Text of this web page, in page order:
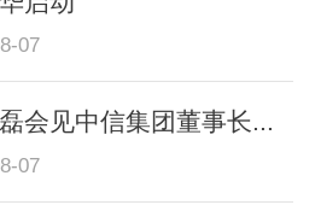
07
会见中信集团董事长...
07